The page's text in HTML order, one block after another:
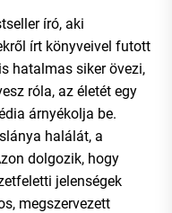
író, aki
írt könyveivel futott
hatalmas siker övezi,
róla, az életét egy
árnyékolja be.
halálát, a
dolgozik, hogy
jelenségek
megszervezett